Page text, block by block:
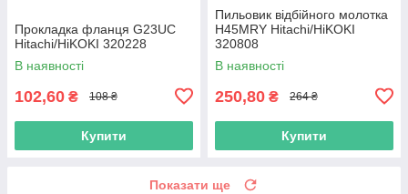
Прокладка фланця G23UC
Hitachi/HiKOKI 320228
В наявності
102,60 ₴ 108 ₴
Купити
Пильовик відбійного молотка
H45MRY Hitachi/HiKOKI
320808
В наявності
250,80 ₴ 264 ₴
Купити
Показати ще